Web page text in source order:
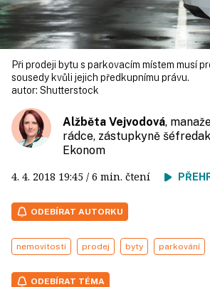
Při prodeji bytu s parkovacím místem musí
sousedy kvůli jejich předkupnímu právu.
autor: Shutterstock
Alžběta Vejvodová,
rádce, zástupkyně
Ekonom
4. 4. 2018 19:45 / 6 min. čtení
ODEBÍRAT AUTORKU
nemovitosti prodej byty parkování
ODEBÍRAT TÉMA